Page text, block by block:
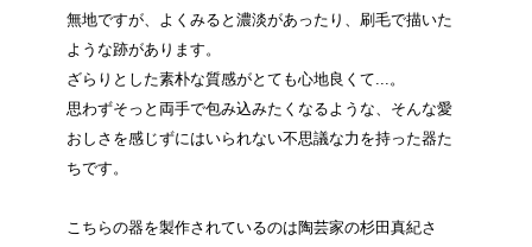
無地ですが、よくみると濃淡があったり、刷毛で描いた
ような跡があります。
ざらりとした素朴な質感がとても心地良くて...。
思わずそっと両手で包み込みたくなるような、そんな愛
おしさを感じずにはいられない不思議な力を持った器た
ちです。
こちらの器を製作されているのは陶芸家の杉田真紀さ